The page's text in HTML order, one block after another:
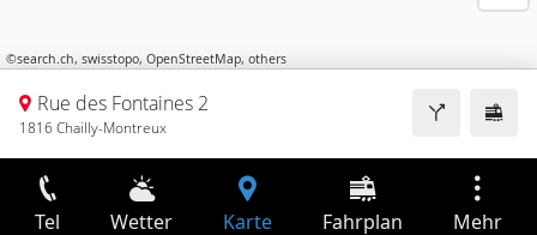
©search.ch, swisstopo, OpenStreetMap, others
Rue des Fontaines 2
1816 Chailly-Montreux
Tel Wetter Karte Fahrplan Mehr